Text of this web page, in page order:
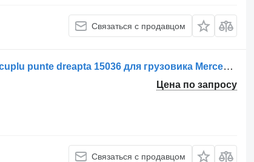
Связаться с продавцом
Реактивная тяга Mercedes-Benz Tijă de cuplu punte dreapta 15036 для грузовика Mercedes-Benz 15036 P.P. 0212
Цена по запросу
Связаться с продавцом